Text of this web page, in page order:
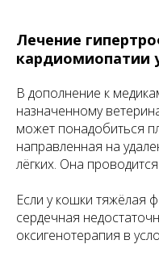
Лечение
кардиомиопатии
В дополнение к
назначенному
может понадобиться
направленная на
лёгких. Она
Если у кошки тяжёлая
сердечная
оксигенотерапия в